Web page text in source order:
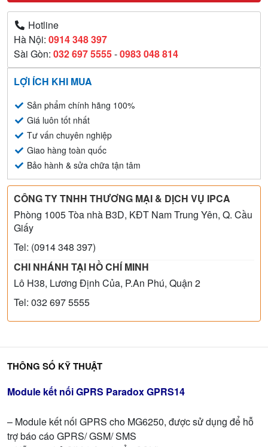
Hotline
Hà Nội: 0914 348 397
Sài Gòn: 032 697 5555-0983 048 814
LỢI ÍCH KHI MUA
Sản phẩm chính hãng 100%
Giá luôn tốt nhất
Tư vấn chuyên nghiệp
Giao hàng toàn quốc
Bảo hành & sửa chữa tận tâm
CÔNG TY TNHH THƯƠNG MẠI & DỊCH VỤ IPCA
Phòng 1005 Tòa nhà B3D, KĐT Nam Trung Yên, Q. Cầu
Giấy
Tel: (0914 348 397)
CHI NHÁNH TẠI HỒ CHÍ MINH
Lô H38, Lương Định Của, P.An Phú, Quận 2
Tel: 032 697 5555
Module kết nối GPRS Paradox GPRS14
– Module kết nối GPRS cho MG6250, được sử dụng để hỗ
trợ báo cáo GPRS/ GSM/ SMS
THÔNG SỐ KỸ THUẬT